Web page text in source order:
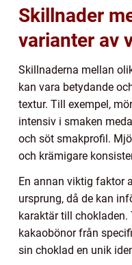
Skillnader
varianter av
Skillnaderna mellan
kan vara betydande
textur. Till exempel,
intensiv i smaken
och söt smakprofil.
och krämigare
En annan viktig faktor
ursprung, då de kan
karaktär till
kakaobönor från
sin choklad en unik